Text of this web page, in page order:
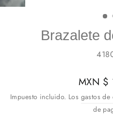
Brazalete
Precio
habitual
MXN $
Impuesto incluido. Los gastos de
de